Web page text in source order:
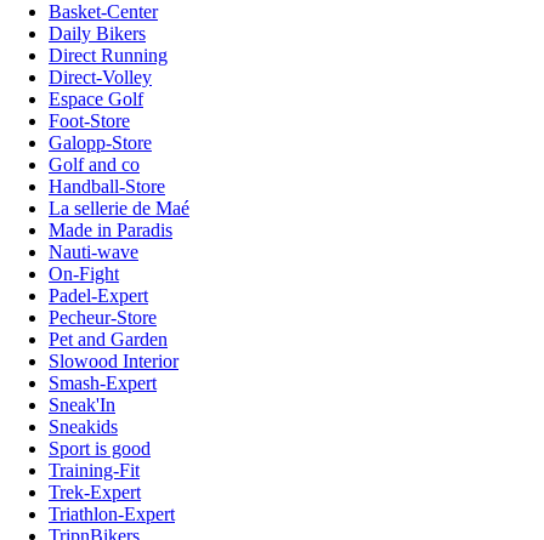
Basket-Center
Daily Bikers
Direct Running
Direct-Volley
Espace Golf
Foot-Store
Galopp-Store
Golf and co
Handball-Store
La sellerie de Maé
Made in Paradis
Nauti-wave
On-Fight
Padel-Expert
Pecheur-Store
Pet and Garden
Slowood Interior
Smash-Expert
Sneak'In
Sneakids
Sport is good
Training-Fit
Trek-Expert
Triathlon-Expert
TripnBikers